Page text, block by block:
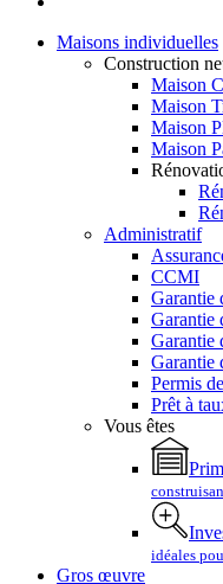
FermerMaisons individuelles
Construction
Maison
Maison
Maison
Maison
Administratif
CCMI
Garantie
Garantie
Garantie
Garantie
Permis
Prêt à
Vous êtes
idéales
Gros œuvre